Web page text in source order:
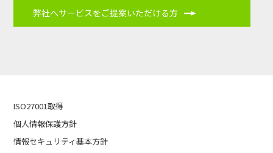
弊社へサービスをご提案いただける方
ISO27001取得
個人情報保護方針
情報セキュリティ基本方針